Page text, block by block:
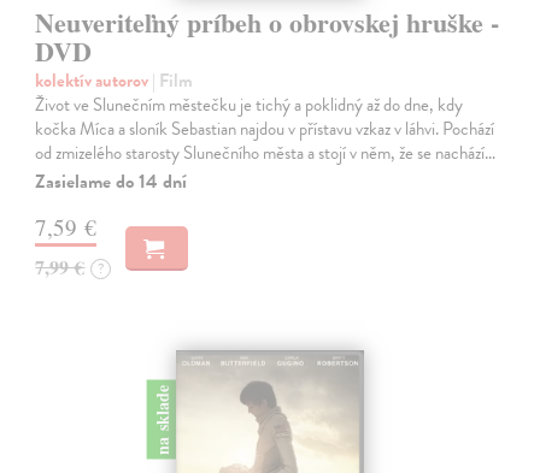
Neuveriteľný príbeh o obrovskej hruške -
DVD
kolektív autorov| Film
Život ve Slunečním městečku je tichý a poklidný až do dne, kdy
kočka Míca a sloník Sebastian najdou v přístavu vzkaz v láhvi. Pochází
od zmizelého starosty Slunečního města a stojí v něm, že se nachází…
Zasielame do 14 dní
7,59 €
7,99 € ?
na sklade